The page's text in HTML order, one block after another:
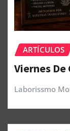
ARTÍCULOS
Viernes De
Laborissmo